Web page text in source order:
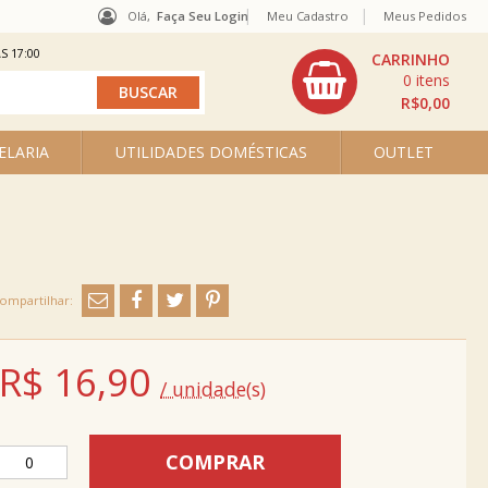
Olá, Faça Seu Login
UTILIDADES DOMÉSTICAS OUTLET
R$0,00
0
Meu Cadastro Meus Pedidos
17:00
R$ 16,90 / unidade(s)